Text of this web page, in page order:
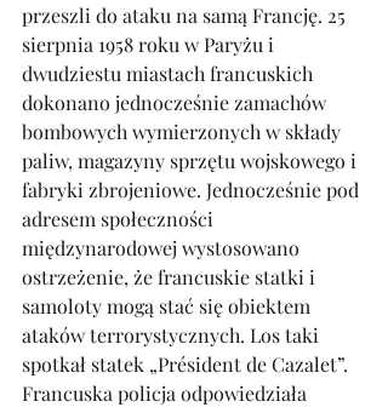
przeszli do ataku na samą Francję. 25
sierpnia 1958 roku w Paryżu i
dwudziestu miastach francuskich
dokonano jednocześnie zamachów
bombowych wymierzonych w składy
paliw, magazyny sprzętu wojskowego i
fabryki zbrojeniowe. Jednocześnie pod
adresem społeczności
międzynarodowej wystosowano
ostrzeżenie, że francuskie statki i
samoloty mogą stać się obiektem
ataków terrorystycznych. Los taki
spotkał statek „Président de Cazalet”.
Francuska policja odpowiedziała